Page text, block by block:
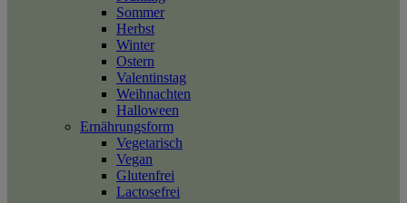
Sommer
Herbst
Winter
Ostern
Valentinstag
Weihnachten
Halloween
Ernährungsform
Vegetarisch
Vegan
Glutenfrei
Lactosefrei